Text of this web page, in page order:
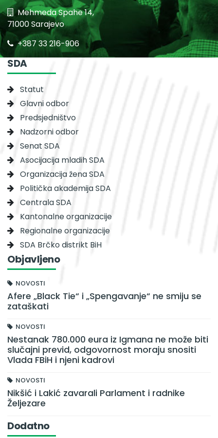
Mehmeda Spahe 14,
71000 Sarajevo
+387 33 216-906
SDA
Statut
Glavni odbor
Predsjedništvo
Nadzorni odbor
Senat SDA
Asocijacija mladih SDA
Organizacija žena SDA
Politička akademija SDA
Centrala SDA
Kantonalne organizacije
Regionalne organizacije
SDA Brčko distrikt BiH
Objavljeno
NOVOSTI
Afere „Black Tie“ i „Spengavanje“ ne smiju se
zataškati
NOVOSTI
Nestanak 780.000 eura iz Igmana ne može biti
slučajni previd, odgovornost moraju snositi
Vlada FBiH i njeni kadrovi
NOVOSTI
Nikšić i Lakić zavarali Parlament i radnike
Željezare
Dodatno